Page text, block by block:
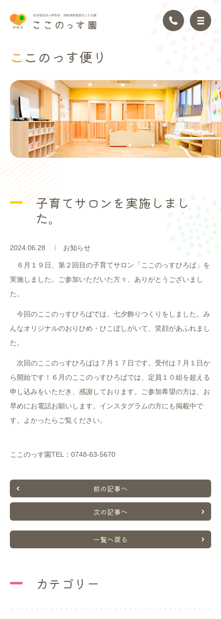
トップページ
園の理念
園の紹介
園の生活
アクセス
採用情報
ここのっす便り
ここのっ す便り
子育てサロンを実施しまし
た。
2024.06.28 お知らせ
６月１９日、第２回目の子育てサロン「ここのっすひろば」を
実施しました。ご参加いただいた方々、ありがとうございまし
た。
今回のここのっすひろばでは、七夕飾りつくりをしました。み
んなオリジナルのおりひめ・ひこぼしがいて、笑顔があふれまし
た。
次回のここのっすひろばは７月１７日です。受付は７月１日か
ら開始です！６月のここのっすひろばでは、定員１０組を超える
申し込みをいただき、感謝しております。ご参加希望の方は、お
早めにお電話お願いします。インスタグラムの方にも掲載中で
す。よかったらご覧ください。
ここのっす園TEL：0748-63-5670
前の記事へ
次の記事へ
一覧へ戻る
カテゴリー